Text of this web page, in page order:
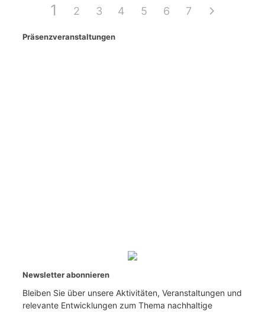
1 2 3 4 5 6 7
Präsenzveranstaltungen
Newsletter abonnieren
Bleiben Sie über unsere Aktivitäten, Veranstaltungen und
relevante Entwicklungen zum Thema nachhaltige